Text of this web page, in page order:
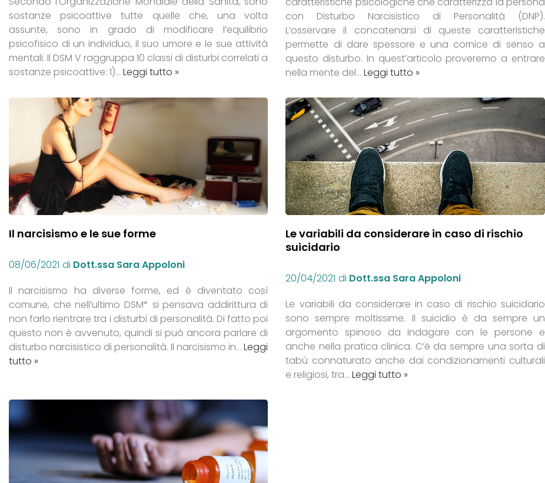
sostanze psicoattive tutte quelle che, una volta
assunte, sono in grado di modificare l’equilibrio
psicofisico di un individuo, il suo umore e le sue attività
mentali. Il DSM V raggruppa 10 classi di disturbi correlati a
sostanze psicoattive: 1)… Leggi tutto »
con Disturbo Narcisistico di Personalità (DNP).
L’osservare il concatenarsi di queste caratteristiche
permette di dare spessore e una cornice di senso a
questo disturbo. In quest’articolo proveremo a entrare
nella mente del…Leggi tutto »
Il narcisismo e le sue forme
08/06/2021 di Dott.ssa Sara Appoloni
Il narcisismo ha diverse forme, ed è diventato così
comune, che nell’ultimo DSM* si pensava addirittura di
non farlo rientrare tra i disturbi di personalità. Di fatto poi
questo non è avvenuto, quindi si può ancora parlare di
disturbo narcisistico di personalità. Il narcisismo in…Leggi
tutto »
Le variabili da considerare in caso di rischio
suicidario
20/04/2021 di Dott.ssa Sara Appoloni
Le variabili da considerare in caso di rischio suicidario
sono sempre moltissime. Il suicidio è da sempre un
argomento spinoso da indagare con le persone e
anche nella pratica clinica. C’è da sempre una sorta di
tabù connaturato anche dai condizionamenti culturali
e religiosi, tra…Leggi tutto »